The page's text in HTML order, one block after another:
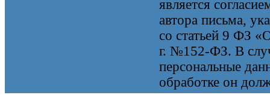
является
автора письма,
со статьей 9 ФЗ
г. №152-ФЗ. В
персональные
обработке он